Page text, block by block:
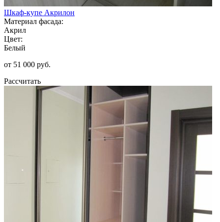
Шкаф-купе Акрилон
Материал фасада:
Акрил
Цвет:
Белый
от 51 000 руб.
Рассчитать